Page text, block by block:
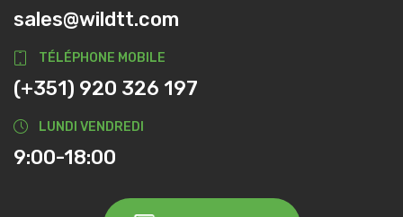
sales@wildtt.com
TÉLÉPHONE MOBILE
(+351) 920 326 197
LUNDI VENDREDI
9:00-18:00